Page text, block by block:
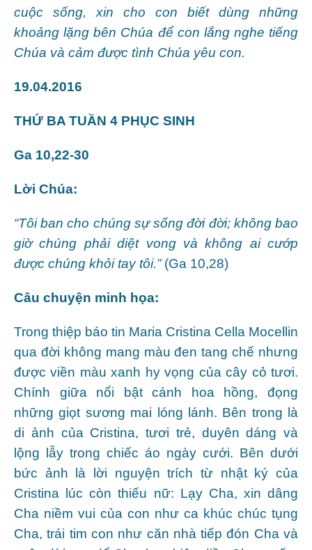
cuộc sống, xin cho con biết dùng những
khoảng lặng bên Chúa để con lắng nghe tiếng
Chúa và cảm được tình Chúa yêu con.
19.04.2016
THỨ BA TUẦN 4 PHỤC SINH
Ga 10,22-30
Lời Chúa:
“Tôi ban cho chúng sự sống đời đời; không bao
giờ chúng phải diệt vong và không ai cướp
được chúng khỏi tay tôi.” (Ga 10,28)
Câu chuyện minh họa:
Trong thiệp báo tin Maria Cristina Cella Mocellin
qua đời không mang màu đen tang chế nhưng
được viền màu xanh hy vọng của cây cỏ tươi.
Chính giữa nổi bật cánh hoa hồng, đọng
những giọt sương mai lóng lánh. Bên trong là
di ảnh của Cristina, tươi trẻ, duyên dáng và
lộng lẫy trong chiếc áo ngày cưới. Bên dưới
bức ảnh là lời nguyện trích từ nhật ký của
Cristina lúc còn thiếu nữ: Lạy Cha, xin dâng
Cha niềm vui của con như ca khúc chúc tụng
Cha, trái tim con như căn nhà tiếp đón Cha và